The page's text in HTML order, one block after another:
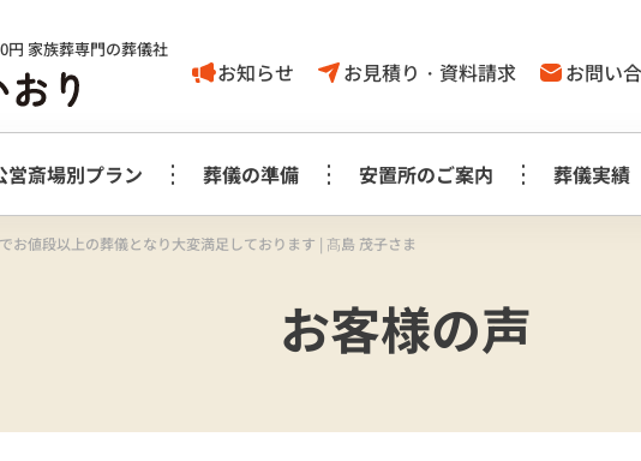
円 家族葬専門の葬儀社
お知らせ お見積り・資料請求 お問い
家族葬1日プラン
白木祭壇プラン
営斎場別プラン
つくばメモリアルホール
牛久市 阿見町 龍
葬儀の準備
葬儀の豆知識
事前相談に
安置所のご案内 葬儀実績
葬儀に対する
考え方
お値段以上の葬儀となり大変満足しております | 髙島 茂子さま
お客様の声